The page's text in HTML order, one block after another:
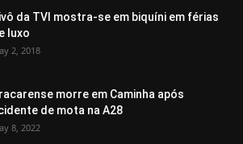
da TVI mostra-se em biquíni em férias
luxo
2, 2018
morre em Caminha após
de mota na A28
8, 2022